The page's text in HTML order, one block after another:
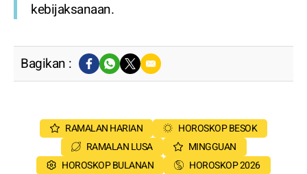
kebijaksanaan.
Bagikan :
RAMALAN HARIAN
HOROSKOP BESOK
RAMALAN LUSA
MINGGUAN
HOROSKOP BULANAN
HOROSKOP 2026